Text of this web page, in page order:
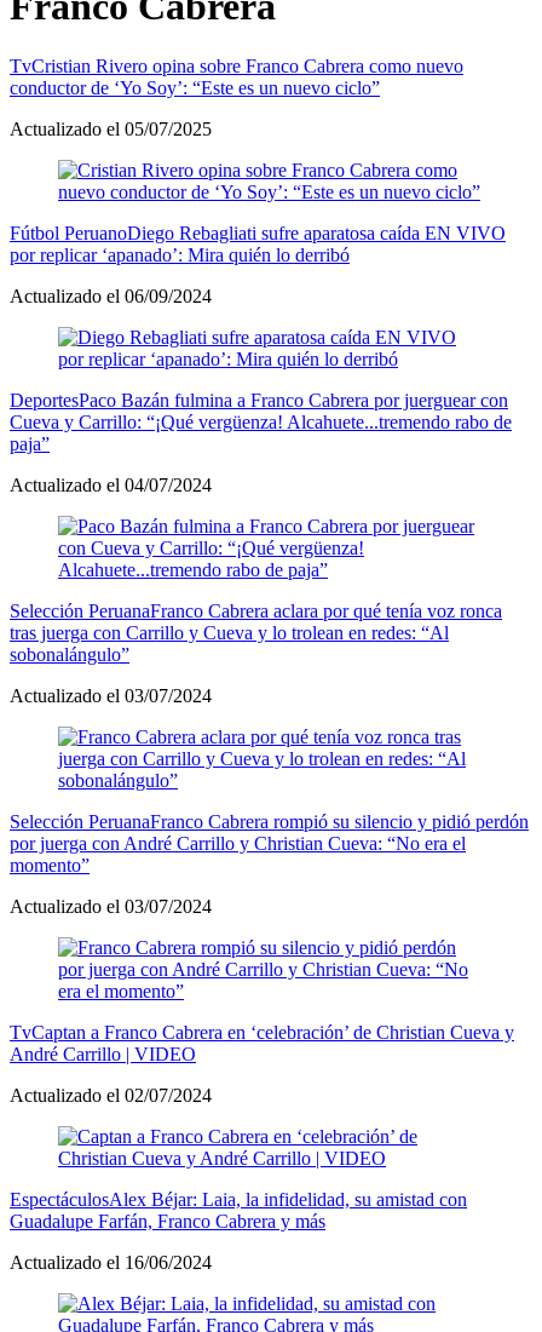
TvCristian Rivero opina sobre Franco Cabrera como nuevo
conductor de ‘Yo Soy’: “Este es un nuevo ciclo”
Actualizado el 05/07/2025
Fútbol PeruanoDiego Rebagliati sufre aparatosa caída EN VIVO
por replicar ‘apanado’: Mira quién lo derribó
Actualizado el 06/09/2024
DeportesPaco Bazán fulmina a Franco Cabrera por juerguear con
Cueva y Carrillo: “¡Qué vergüenza! Alcahuete...tremendo rabo de
paja”
Actualizado el 04/07/2024
Selección PeruanaFranco Cabrera aclara por qué tenía voz ronca
tras juerga con Carrillo y Cueva y lo trolean en redes: “Al
sobonalángulo”
Actualizado el 03/07/2024
Selección PeruanaFranco Cabrera rompió su silencio y pidió perdón
por juerga con André Carrillo y Christian Cueva: “No era el
momento”
Actualizado el 03/07/2024
TvCaptan a Franco Cabrera en ‘celebración’ de Christian Cueva y
André Carrillo | VIDEO
Actualizado el 02/07/2024
EspectáculosAlex Béjar: Laia, la infidelidad, su amistad con
Guadalupe Farfán, Franco Cabrera y más
Actualizado el 16/06/2024